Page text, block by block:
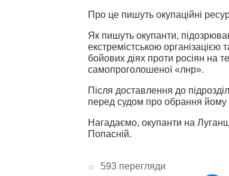
Про це пишуть окупаційні
Як пишуть окупанти,
екстремістською організацією
бойових діях проти росіян на
самопроголошеної «лнр».
Після доставлення до
перед судом про обрання йому
Нагадаємо, окупанти на
Попасній.
593 перегляди